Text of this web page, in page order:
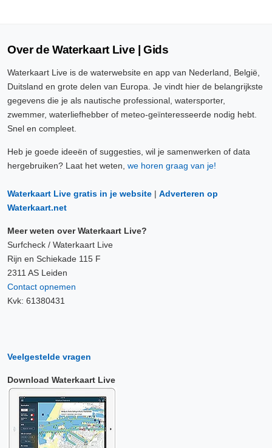
Over de Waterkaart Live | Gids
Waterkaart Live is de waterwebsite en app van Nederland, België,
Duitsland en grote delen van Europa. Je vindt hier de belangrijkste
gegevens die je als nautische professional, watersporter,
zwemmer, waterliefhebber of meteo-geïnteresseerde nodig hebt.
Snel en compleet.
Heb je goede ideeën of suggesties, wil je samenwerken of data
hergebruiken? Laat het weten, we horen graag van je!
Waterkaart Live gratis in je website | Adverteren op
Waterkaart.net
Meer weten over Waterkaart Live?
Surfcheck / Waterkaart Live
Rijn en Schiekade 115 F
2311 AS Leiden
Contact opnemen
Kvk: 61380431
Veelgestelde vragen
Download Waterkaart Live